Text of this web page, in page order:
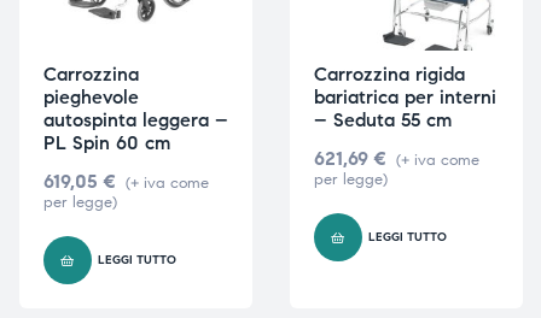
Carrozzina
pieghevole
autospinta leggera –
PL Spin 60 cm
619,05 € (+ iva come
per legge)
LEGGI TUTTO
Carrozzina rigida
bariatrica per interni
– Seduta 55 cm
621,69 € (+ iva come
per legge)
LEGGI TUTTO